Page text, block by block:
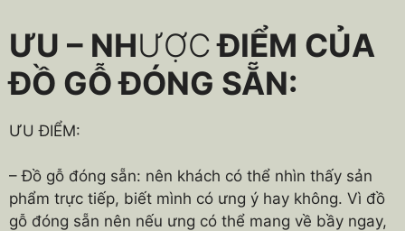
ƯU – NHƯỢCĐIỂM CỦA
ĐỒ GỖ ĐÓNG SẴN:
ƯU ĐIỂM:
– Đồ gỗ đóng sẵn: nên khách có thể nhìn thấy sản
phẩm trực tiếp, biết mình có ưng ý hay không. Vì đồ
gỗ đóng sẵn nên nếu ưng có thể mang về bầy ngay,